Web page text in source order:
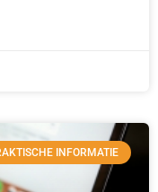
INFORMATIE